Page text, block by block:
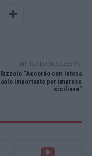
ARTICOLO SUCCESSIVO
Rizzolo “Accordo con Intesa
importante per imprese
siciliane”